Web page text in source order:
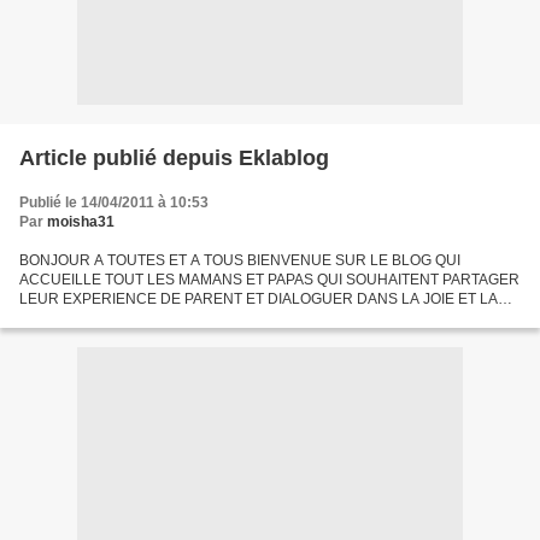
Article publié depuis Eklablog
Publié le 14/04/2011 à 10:53
Par moisha31
BONJOUR A TOUTES ET A TOUS BIENVENUE SUR LE BLOG QUI
ACCUEILLE TOUT LES MAMANS ET PAPAS QUI SOUHAITENT PARTAGER
LEUR EXPERIENCE DE PARENT ET DIALOGUER DANS LA JOIE ET LA